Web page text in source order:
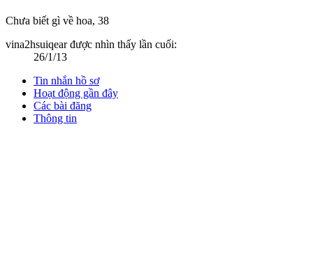
Chưa biết gì về hoa, 38
vina2hsuiqear được nhìn thấy lần cuối:
26/1/13
Tin nhắn hồ sơ
Hoạt động gần đây
Các bài đăng
Thông tin